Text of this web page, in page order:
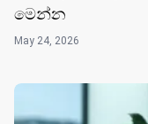
මෙන්න
May 24, 2026